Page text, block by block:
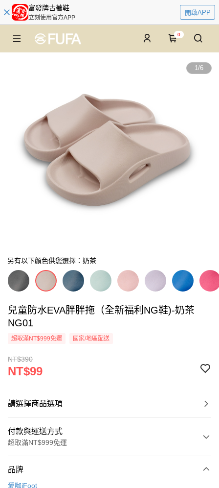
富發牌古著鞋
立刻使用官方APP
開啟APP
0
1/6
另有以下顏色供您選擇：奶茶
兒童防水EVA胖胖拖（全新福利NG鞋)-奶茶
NG01
超取滿NT$999免運 國家/地區配送
NT$390
NT$99
請選擇商品選項
付款與運送方式
超取滿NT$999免運
信用卡一次付款
品牌
愛咖iFoot